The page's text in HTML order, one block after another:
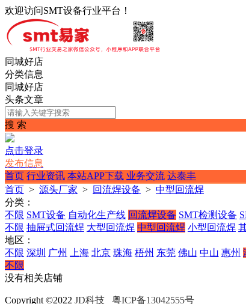
欢迎访问SMT设备行业平台！
同城好店
分类信息
同城好店
头条文章
搜 索
点击登录
发布信息
首页 行业资讯 本站APP下载 业务交流 达泰丰
首页 > 源头厂家 > 回流焊设备 > 中型回流焊
分类：
不限 SMT设备 自动化生产线 回流焊设备 SMT检测设备
不限 抽屉式回流焊 大型回流焊 中型回流焊 小型回流焊
地区：
不限 深圳 广州 上海 北京 珠海 梧州 东莞 佛山 中山 惠州
不限
没有相关店铺
Copyright ©2022 JD科技 粤ICP备13042555号